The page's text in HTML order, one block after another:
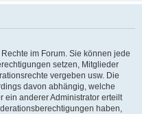
im Forum. Sie können jede
setzen, Mitglieder
vergeben usw. Die
davon abhängig, welche
ein anderer Administrator erteilt
haben,